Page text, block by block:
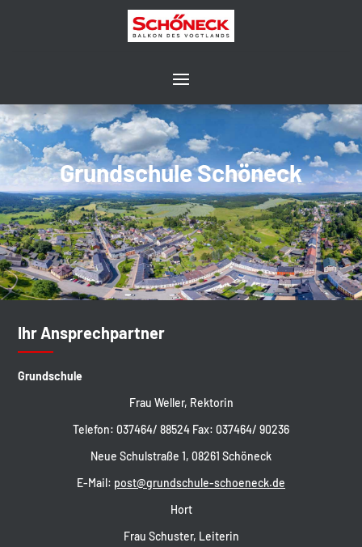
Grundschule Schöneck
Ihr Ansprechpartner
Grundschule
Frau Weller, Rektorin
Telefon: 037464/ 88524 Fax: 037464/ 90236
Neue Schulstraße 1, 08261 Schöneck
E-Mail: post@grundschule-schoeneck.de
Hort
Frau Schuster, Leiterin